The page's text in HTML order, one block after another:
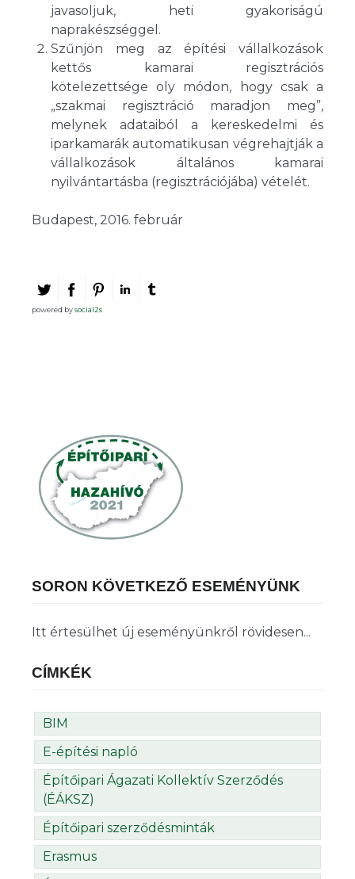
javasoljuk, heti gyakoriságú
naprakészséggel.
Szűnjön meg az építési vállalkozások
kettős kamarai regisztrációs
kötelezettsége oly módon, hogy csak a
„szakmai regisztráció maradjon meg”,
melynek adataiból a kereskedelmi és
iparkamarák automatikusan végrehajtják a
vállalkozások általános kamarai
nyilvántartásba (regisztrációjába) vételét.
Budapest, 2016. február
powered bysocial2s
SORON KÖVETKEZŐ ESEMÉNYÜNK
Itt értesülhet új eseményünkről rövidesen...
CÍMKÉK
BIM
E-építési napló
Építőipari Ágazati Kollektív Szerződés
(ÉÁKSZ)
Építőipari szerződésminták
Erasmus